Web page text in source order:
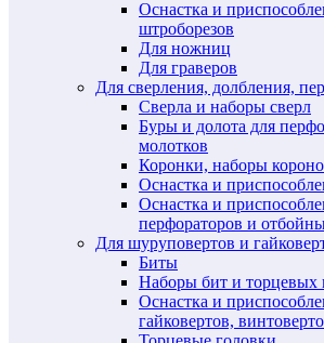
Оснастка и
штроборезов
Для ножниц
Для граверов
Для сверления, долбления,
Сверла и наборы сверл
Буры и долота для
молотков
Коронки, наборы
Оснастка и
Оснастка и
перфораторов и
Для шуруповертов и
Биты
Наборы бит и торцевых
Оснастка и
гайковертов,